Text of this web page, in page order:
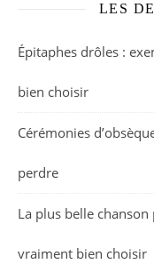
LES
Épitaphes drôles :
bien choisir
Cérémonies
perdre
La plus belle
vraiment bien choisir